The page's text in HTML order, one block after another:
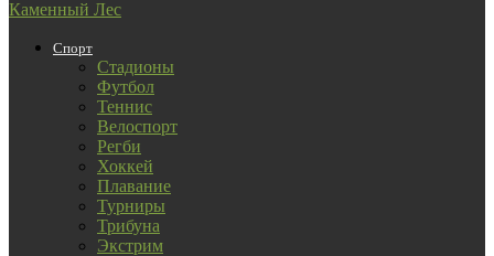
Каменный Лес
Спорт
Стадионы
Футбол
Теннис
Велоспорт
Регби
Хоккей
Плавание
Турниры
Трибуна
Экстрим